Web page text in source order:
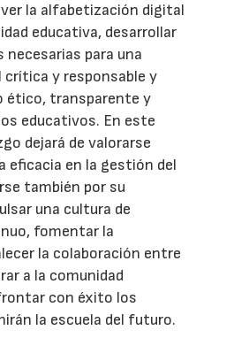
la alfabetización digital
educativa, desarrollar
para una
crítica y responsable y
ético, transparente y
educativos. En este
dejará de valorarse
eficacia en la gestión del
también por su
una cultura de
fomentar la
la colaboración entre
a la comunidad
con éxito los
la escuela del futuro.